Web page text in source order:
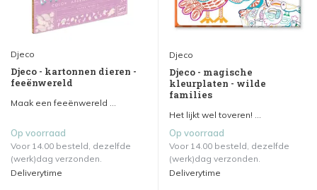
Djeco
Djeco - kartonnen dieren -
feeënwereld
Maak een feeënwereld ...
Op voorraad
Voor 14.00 besteld, dezelfde
(werk)dag verzonden.
Deliverytime
Djeco
Djeco - magische
kleurplaten - wilde
families
Het lijkt wel toveren! ...
Op voorraad
Voor 14.00 besteld, dezelfde
(werk)dag verzonden.
Deliverytime